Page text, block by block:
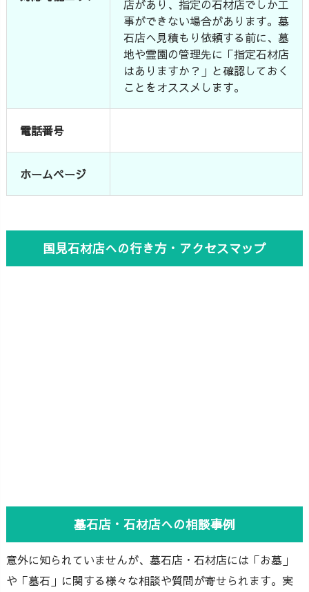
店があり、指定の石材店でしか工
事ができない場合があります。墓
石店へ見積もり依頼する前に、墓
地や霊園の管理先に「指定石材店
はありますか？」と確認しておく
ことをオススメします。
電話番号
ホームページ
国見石材店への行き方・アクセスマップ
墓石店・石材店への相談事例
意外に知られていませんが、墓石店・石材店には「お墓」
や「墓石」に関する様々な相談や質問が寄せられます。実